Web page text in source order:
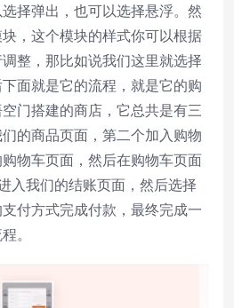
择弹出，也可以选择悬浮。然
，这个模块的样式你可以根据
整，那比如说我们这里就选择
面就是它的流程，就是它的购
门搭建的商店，它总共是有三
的商品页面，第二个加入购物
物车页面，然后在购物车页面
入我们的结账页面，然后选择
付方式完成付款，最终完成一
。